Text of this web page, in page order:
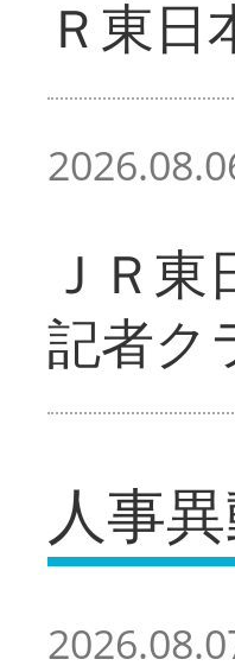
Ｒ東
ＪＲ
記者ク
人事